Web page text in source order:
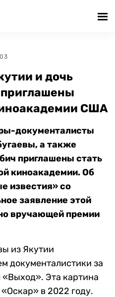
и дочь
США
документалисты
а также
приглашены стать
киноакадемии. Об
известия» со
заявление этой
вручающей премии
из Якутии
документалистики за
Эта картина
«Оскар» в 2022 году.